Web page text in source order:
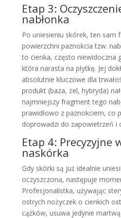
Etap 3:
nabłonka
Po uniesieniu skórek, ten sam
powierzchni paznokcia tzw.
to cienka, często niewidoczna
która narasta na płytkę. Jej
absolutnie kluczowe dla
produkt (baza, żel, hybryda)
najmniejszy fragment tego
prawidłowo z paznokciem, co
doprowadzi do zapowietrzeń i
Etap 4: Precyzyjne
naskórka
Gdy skórki są już idealnie
oczyszczona, następuje
Profesjonalistka, używając
ostrych nożyczek o cienkich
cążków, usuwa jedynie